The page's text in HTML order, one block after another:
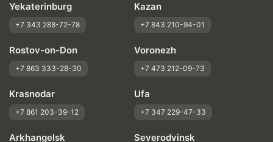
Yekaterinburg
+7 343 288-72-78
Kazan
+7 843 210-94-01
Rostov-on-Don
+7 863 333-28-30
Voronezh
+7 473 212-09-73
Krasnodar
+7 861 203-39-12
Ufa
+7 347 229-47-33
Arkhangelsk Severodvinsk